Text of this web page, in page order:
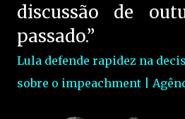
discussão de
passado.”
Lula defende rapidez na
sobre o impeachment |